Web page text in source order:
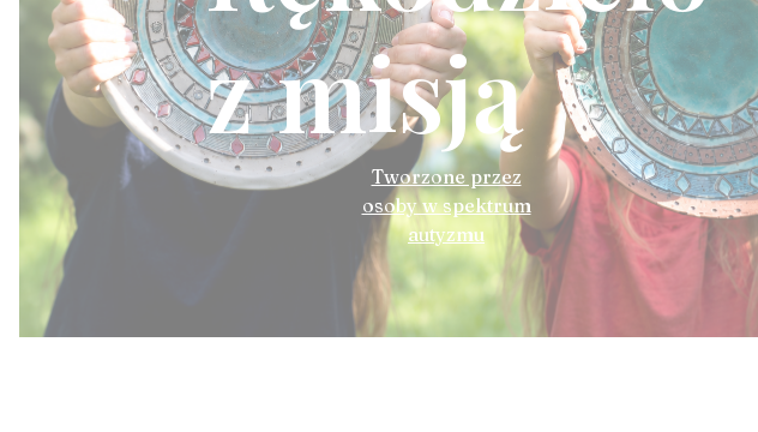
z misją
Tworzone przez
osoby w spektrum
autyzmu